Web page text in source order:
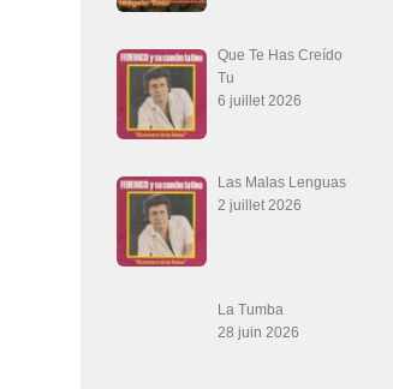
Que Te Has Creído
Tu
6 juillet 2026
Las Malas Lenguas
2 juillet 2026
La Tumba
28 juin 2026